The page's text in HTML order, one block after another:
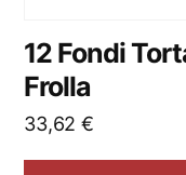
12 Fondi
Frolla
33,62 €